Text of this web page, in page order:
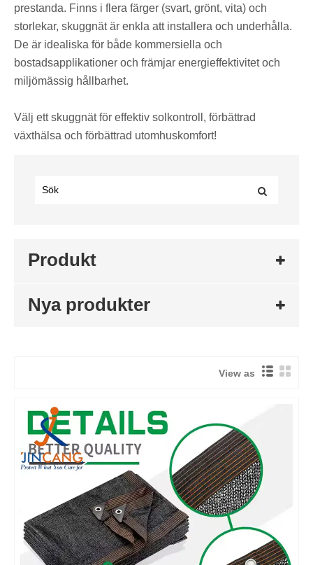
prestanda. Finns i flera färger (svart, grönt, vita) och
storlekar, skuggnät är enkla att installera och underhålla.
De är idealiska för både kommersiella och
bostadsapplikationer och främjar energieffektivitet och
miljömässig hållbarhet.
Välj ett skuggnät för effektiv solkontroll, förbättrad
växthälsa och förbättrad utomhuskomfort!
Produkt
Nya produkter
View as